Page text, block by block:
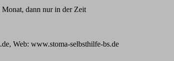
dann nur in der Zeit
Web: www.stoma-selbsthilfe-bs.de